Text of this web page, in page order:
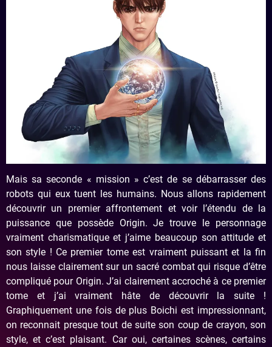
Mais sa seconde « mission » c’est de se débarrasser des
robots qui eux tuent les humains. Nous allons rapidement
découvrir un premier affrontement et voir l’étendu de la
puissance que possède Origin. Je trouve le personnage
vraiment charismatique et j’aime beaucoup son attitude et
son style ! Ce premier tome est vraiment puissant et la fin
nous laisse clairement sur un sacré combat qui risque d’être
compliqué pour Origin. J’ai clairement accroché à ce premier
tome et j’ai vraiment hâte de découvrir la suite !
Graphiquement une fois de plus Boichi est impressionnant,
on reconnait presque tout de suite son coup de crayon, son
style, et c’est plaisant. Car oui, certaines scènes, certains